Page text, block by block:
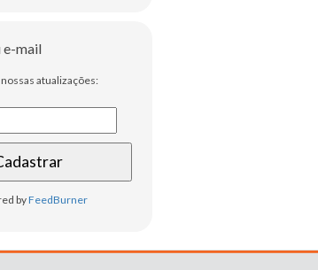
e-mail
atualizações:
byFeedBurner